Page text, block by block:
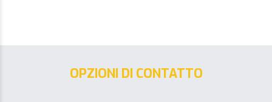
OPZIONI DI CONTATTO